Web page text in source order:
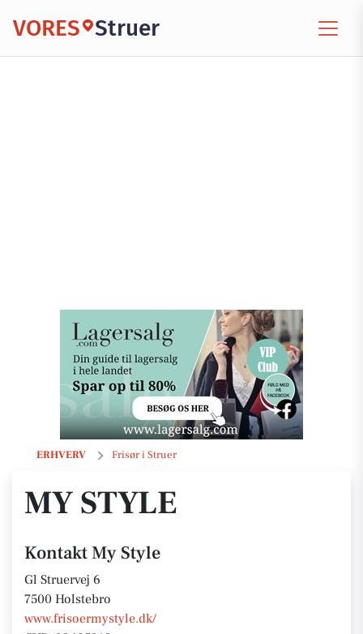
VORES Struer
ERHVERV Frisør i Struer
My Style
MY STYLE
Kontakt My Style
Gl Struervej 6
7500 Holstebro
www.frisoermystyle.dk/